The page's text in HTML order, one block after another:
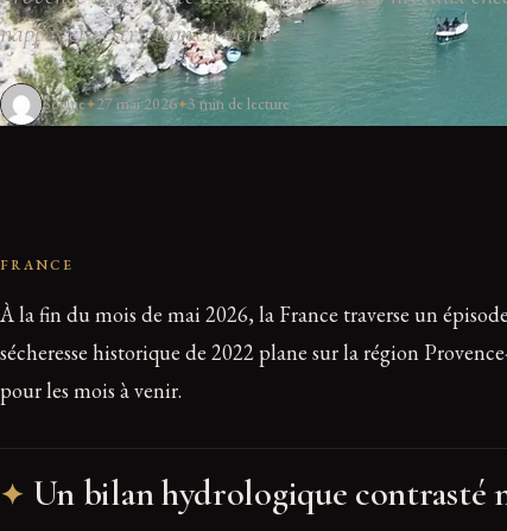
nappes et restrictions à venir.
Sophie 27 mai 2026 3 min de lecture
FRANCE
À la fin du mois de mai 2026, la France traverse un
sécheresse historique de 2022 plane sur la région
pour les mois à venir.
Un bilan hydrologique contrasté